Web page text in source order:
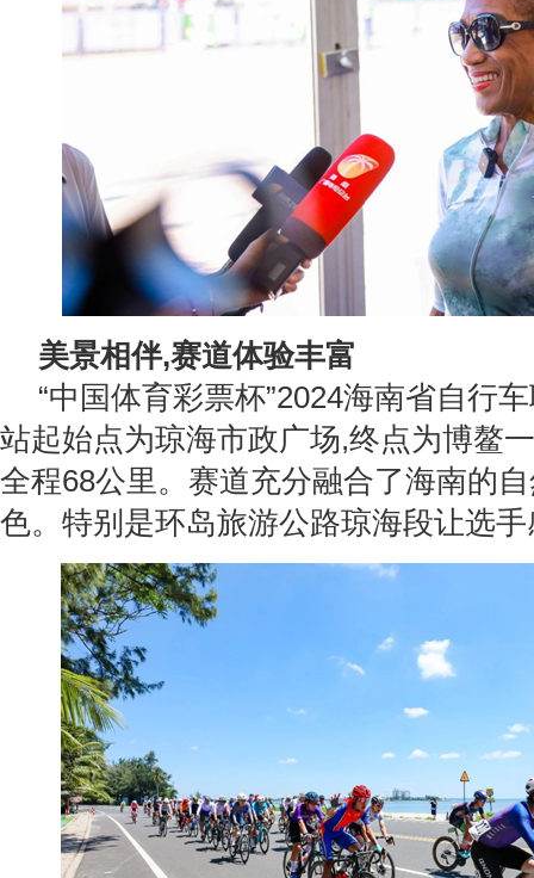
美景相伴,赛道体验丰富
“中国体育彩票杯”2024海南省自行
站起始点为琼海市政广场,终点为博鳌
全程68公里。赛道充分融合了海南的
色。特别是环岛旅游公路琼海段让选